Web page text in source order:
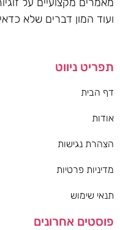
ועוד המון דברים שלא
תפריט ניווט
דף הבית
אודות
הצהרת נגישות
מדיניות פרטיות
תנאי שימוש
פוסטים אחרונים